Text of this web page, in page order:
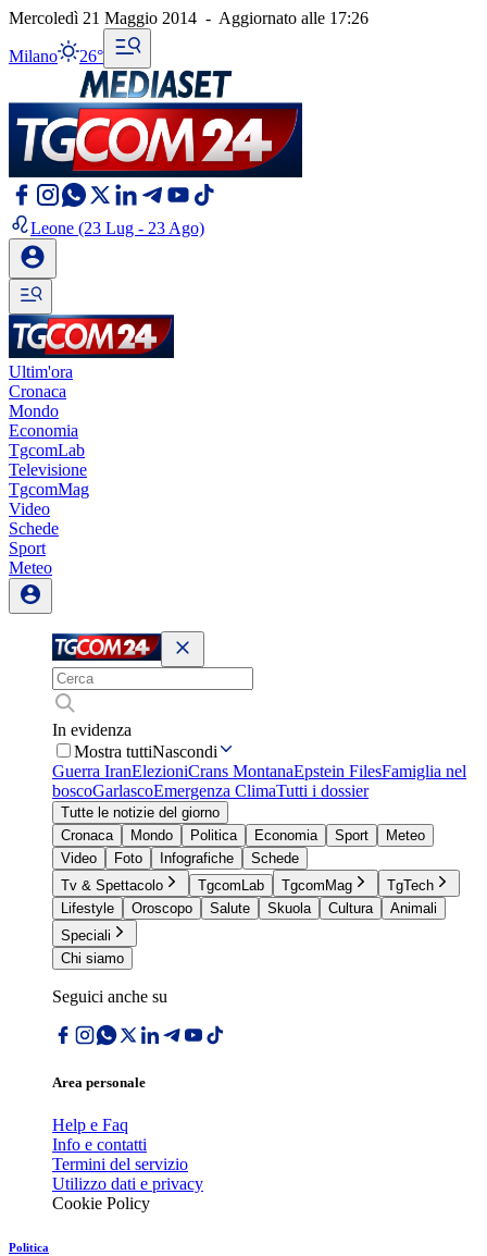
Mercoledì 21 Maggio 2014 - Aggiornato alle 17:26
Milano 26°
Leone (23 Lug - 23 Ago)
Ultim'ora
Cronaca
Mondo
Economia
TgcomLab
Televisione
TgcomMag
Video
Schede
Sport
Meteo
In evidenza
Mostra tuttiNascondi
Guerra IranElezioniCrans MontanaEpstein FilesFamiglia nel
boscoGarlascoEmergenza ClimaTutti i dossier
Tutte le notizie del giorno
Cronaca
Mondo Politica Economia Sport
Meteo
Video
Foto Infografiche
Schede
Tv & Spettacolo
TgcomLab TgcomMag
TgTech
Lifestyle
Oroscopo Salute Skuola Cultura
Animali
Speciali
Chi siamo
Seguici anche su
Area personale
Help e Faq
Info e contatti
Termini del servizio
Utilizzo dati e privacy
Cookie Policy
Politica